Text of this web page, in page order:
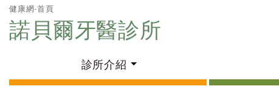
健康網-首頁
諾貝爾牙醫診所
診所介紹